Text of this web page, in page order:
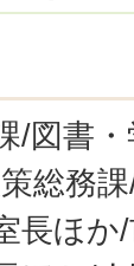
/図書
総務
長ほか